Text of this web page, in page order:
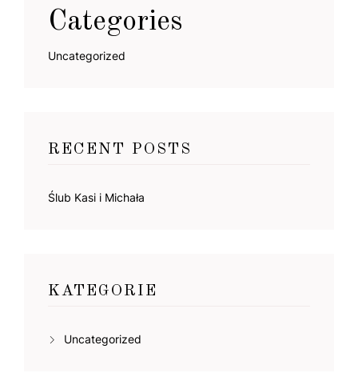
Categories
Uncategorized
RECENT POSTS
Ślub Kasi i Michała
KATEGORIE
Uncategorized